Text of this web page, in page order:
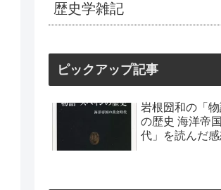
歴史学雑記
ピックアップ記事
岩根圀和の「
の歴史 海洋帝
代」を読んだ感